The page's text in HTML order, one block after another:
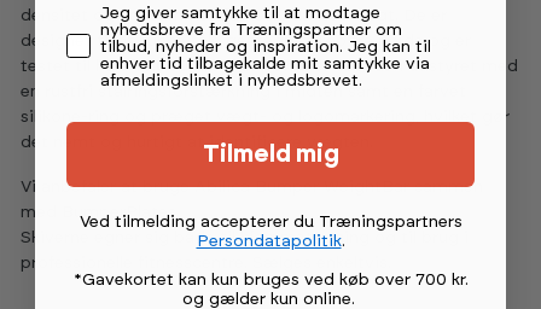
densitet og har samme diameter uanset vægt. De er
designet til at kunne tåle gentagne drop fra højde og er
testet til hele 10.000 drop. Skiverne er desuden udstyret med
en rustfri stålringsforstærkning i midten samt en farvet
silikone-ring og præget vægt- og logomarkering, hvilket gør
det nemt og hurtigt at identificere vægten.
Vi anbefaler at bruge Abilica Bumper WeightBar sammen
med BumperPlates.
Skiverne egner sig både til hjemmetræning og til brug i
professionelle fitnesscentre. Sælges enkeltvis.
Permission tekst
Jeg giver samtykke til at modtage
nyhedsbreve fra Træningspartner om
tilbud, nyheder og inspiration. Jeg kan til
enhver tid tilbagekalde mit samtykke via
afmeldingslinket i nyhedsbrevet.
Tilmeld mig
Ved tilmelding accepterer du Træningspartners
Persondatapolitik.
*Gavekortet kan kun bruges ved køb over 700 kr.
og gælder kun online.